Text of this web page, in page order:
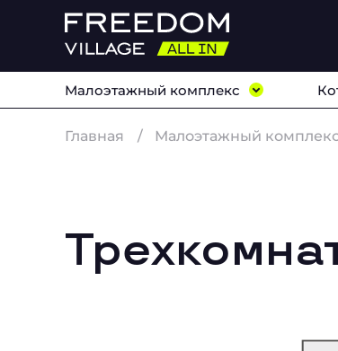
Малоэтажный комплекс
Главная Малоэтажный